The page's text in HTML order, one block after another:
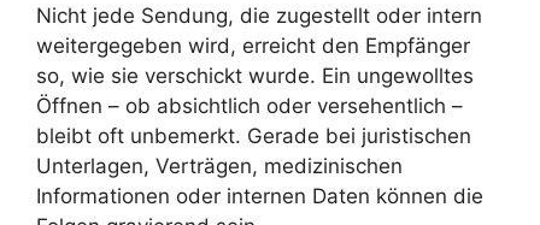
Nicht jede Sendung, die zugestellt oder intern
weitergegeben wird, erreicht den Empfänger
so, wie sie verschickt wurde. Ein ungewolltes
Öffnen – ob absichtlich oder versehentlich –
bleibt oft unbemerkt. Gerade bei juristischen
Unterlagen, Verträgen, medizinischen
Informationen oder internen Daten können die